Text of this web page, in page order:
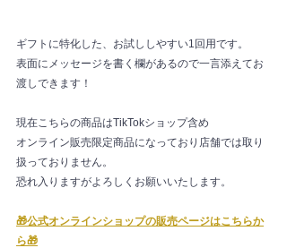
ギフトに特化した、お試ししやすい1回用です。
表面にメッセージを書く欄があるので一言添えてお
渡しできます！
現在こちらの商品はTikTokショップ含め
オンライン販売限定商品になっており店舗では取り
扱っておりません。
恐れ入りますがよろしくお願いいたします。
🎁公式オンラインショップの販売ページはこちらか
ら🎁